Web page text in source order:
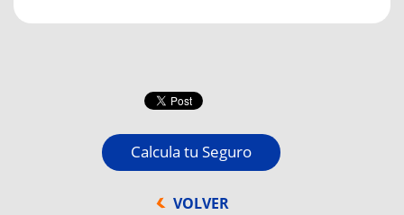
Calcula tu Seguro
VOLVER